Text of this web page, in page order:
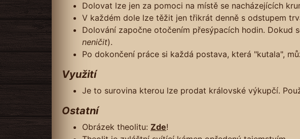
Dolovat lze jen za pomoci na místě se nacházejících
V každém dole lze těžit jen třikrát denně s odstupem
Dolování započne otočením přesýpacích hodin. Dokud
neničit).
Po dokončení práce si každá postava, která "kutala",
Využití
Je to surovina kterou lze prodat královské výkupčí.
Ostatní
Obrázek theolitu: Zde!